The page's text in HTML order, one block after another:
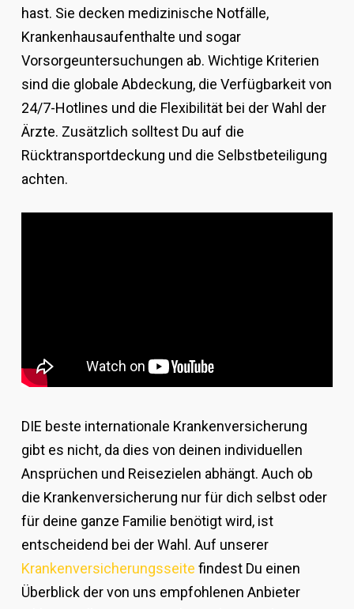
hast. Sie decken medizinische Notfälle,
Krankenhausaufenthalte und sogar
Vorsorgeuntersuchungen ab. Wichtige Kriterien
sind die globale Abdeckung, die Verfügbarkeit von
24/7-Hotlines und die Flexibilität bei der Wahl der
Ärzte. Zusätzlich solltest Du auf die
Rücktransportdeckung und die Selbstbeteiligung
achten.
DIE beste internationale Krankenversicherung
gibt es nicht, da dies von deinen individuellen
Ansprüchen und Reisezielen abhängt. Auch ob
die Krankenversicherung nur für dich selbst oder
für deine ganze Familie benötigt wird, ist
entscheidend bei der Wahl. Auf unserer
Krankenversicherungsseite findest Du einen
Überblick der von uns empfohlenen Anbieter